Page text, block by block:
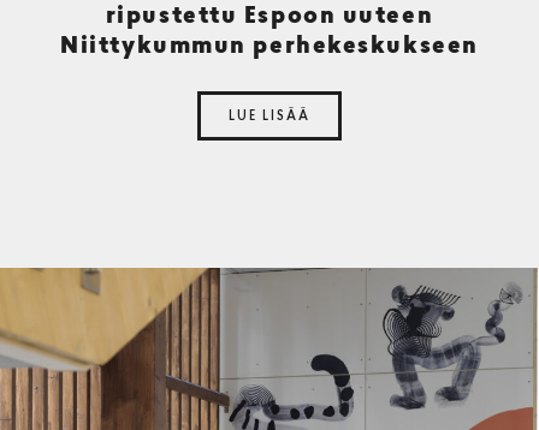
ripustettu Espoon uuteen
Niittykummun perhekeskukseen
LUE LISÄÄ